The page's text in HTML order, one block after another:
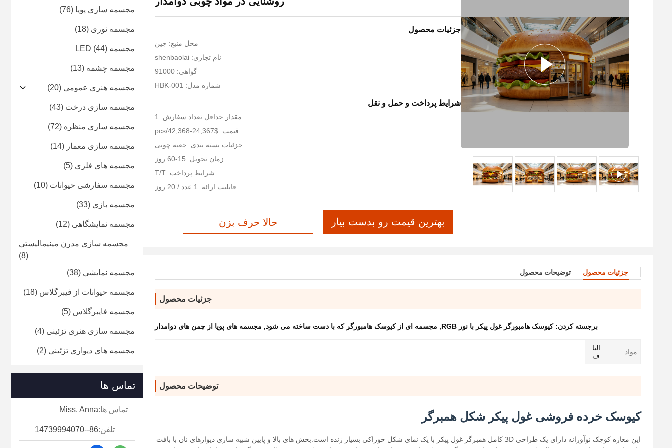
جزئیات محصول
محل منبع: چین
نام تجاری: shenbaolai
گواهی: 91000
شماره مدل: HBK-001
شرایط پرداخت و حمل و نقل
مقدار حداقل تعداد سفارش: 1
قیمت: $24,367-42,368/pcs
جزئیات بسته بندی: جعبه چوبی
زمان تحویل: 15-60 روز
شرایط پرداخت: T/T
قابلیت ارائه: 1 عدد / 20 روز
بهترین قیمت رو بدست بیار حالا حرف بزن
جزئیات محصول توضیحات محصول
جزئیات محصول
برجسته کردن:کیوسک هامبورگر غول پیکر با نور RGB , مجسمه ای از کیوسک هامبورگر که با دست ساخته می شود, مجسمه های پویا از چمن های دوامدار
مواد:
الیا
ف
توضیحات محصول
کیوسک خرده فروشی غول پیکر شکل همبرگر
این مغازه کوچک نوآورانه دارای یک طراحی 3D کامل همبرگر غول پیکر با یک نمای شکل خوراکی بسیار زنده است.بخش های بالا و پایین شبیه سازی دیوارهای نان با بافت
مجسمه سازی پویا (76)
مجسمه نوری (18)
مجسمه LED (44)
مجسمه چشمه (13)
مجسمه هنری عمومی (20)
مجسمه سازی درخت (43)
مجسمه سازی منظره (72)
مجسمه سازی معمار (14)
مجسمه های فلزی (5)
مجسمه سفارشی حیوانات (10)
مجسمه بازی (33)
مجسمه نمایشگاهی (12)
مجسمه سازی مدرن مینیمالیستی
(8)
مجسمه نمایشی (38)
مجسمه حیوانات از فیبرگلاس (18)
مجسمه فایبرگلاس (5)
مجسمه سازی هنری تزئینی (4)
مجسمه های دیواری تزئینی (2)
تماس ها
تماس ها:Miss. Anna
تلفن:86--14739994070